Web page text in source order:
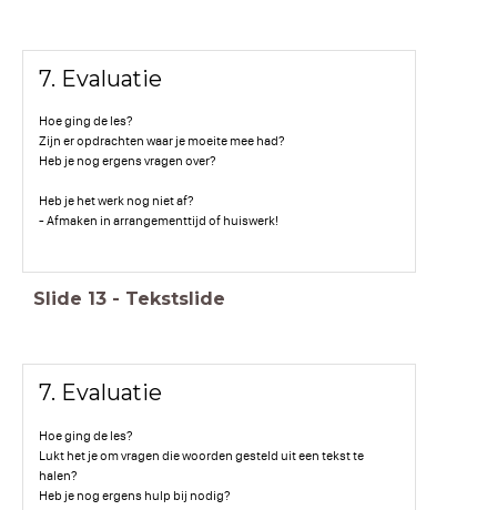
7. Evaluatie
Hoe ging de les?
Zijn er opdrachten waar je moeite mee had?
Heb je nog ergens vragen over?
Heb je het werk nog niet af?
- Afmaken in arrangementtijd of huiswerk!
Slide 13 - Tekstslide
7. Evaluatie
Hoe ging de les?
Lukt het je om vragen die woorden gesteld uit een tekst te
halen?
Heb je nog ergens hulp bij nodig?